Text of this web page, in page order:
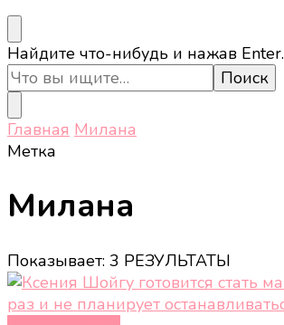
Ищите
что-
то?
Найдите что-нибудь и нажав Enter.
Главная Милана
Метка
Милана
Показывает: 3 РЕЗУЛЬТАТЫ